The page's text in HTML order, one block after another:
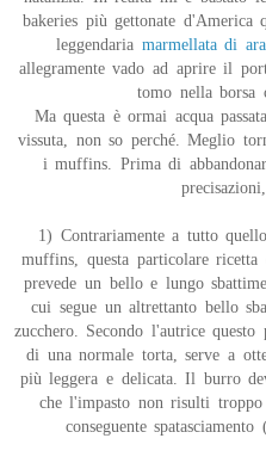
bakeries più gettonate d'America
leggendaria marmellata di
allegramente vado ad aprire il
tomo nella borsa
Ma questa è ormai acqua
vissuta, non so perché. Meglio
i muffins. Prima di
1) Contrariamente a tutto
muffins, questa particolare
prevede un bello e lungo
cui segue un altrettanto bello
zucchero. Secondo l'autrice
di una normale torta, serve a
più leggera e delicata. Il burro
che l'impasto non risulti
conseguente